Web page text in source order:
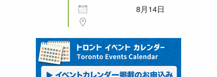
8月14日